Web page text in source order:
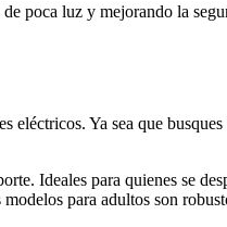
poca luz y mejorando la
eléctricos. Ya sea que
Ideales para quienes se
para adultos son